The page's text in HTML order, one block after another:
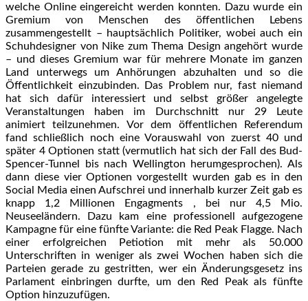
welche Online eingereicht werden konnten. Dazu wurde ein
Gremium von Menschen des öffentlichen Lebens
zusammengestellt – hauptsächlich Politiker, wobei auch ein
Schuhdesigner von Nike zum Thema Design angehört wurde
– und dieses Gremium war für mehrere Monate im ganzen
Land unterwegs um Anhörungen abzuhalten und so die
Öffentlichkeit einzubinden. Das Problem nur, fast niemand
hat sich dafür interessiert und selbst größer angelegte
Veranstaltungen haben im Durchschnitt nur 29 Leute
animiert teilzunehmen. Vor dem öffentlichen Referendum
fand schließlich noch eine Vorauswahl von zuerst 40 und
später 4 Optionen statt (vermutlich hat sich der Fall des Bud-
Spencer-Tunnel bis nach Wellington herumgesprochen). Als
dann diese vier Optionen vorgestellt wurden gab es in den
Social Media einen Aufschrei und innerhalb kurzer Zeit gab es
knapp 1,2 Millionen Engagments , bei nur 4,5 Mio.
Neuseeländern. Dazu kam eine professionell aufgezogene
Kampagne für eine fünfte Variante: die Red Peak Flagge. Nach
einer erfolgreichen Petiotion mit mehr als 50.000
Unterschriften in weniger als zwei Wochen haben sich die
Parteien gerade zu gestritten, wer ein Änderungsgesetz ins
Parlament einbringen durfte, um den Red Peak als fünfte
Option hinzuzufügen.